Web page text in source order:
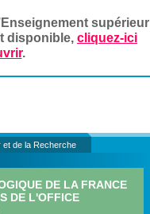
supérieur
disponible, cliquez-ici
.
et de la Recherche
DE LA FRANCE
DE L'OFFICE